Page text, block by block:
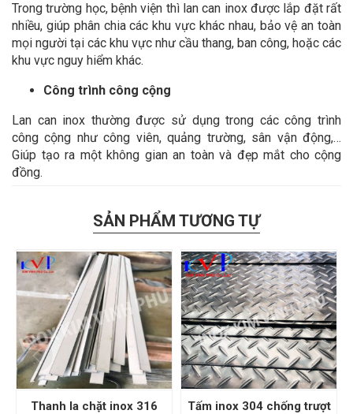
Trong trường học, bệnh viện thì lan can inox được lắp đặt rất
nhiều, giúp phân chia các khu vực khác nhau, bảo vệ an toàn
mọi người tại các khu vực như cầu thang, ban công, hoặc các
khu vực nguy hiểm khác.
Công trình công cộng
Lan can inox thường được sử dụng trong các công trình
công cộng như công viên, quảng trường, sân vận động,…
Giúp tạo ra một không gian an toàn và đẹp mắt cho cộng
đồng.
SẢN PHẨM TƯƠNG TỰ
Thanh la chặt inox 316
Tấm inox 304 chống trượt